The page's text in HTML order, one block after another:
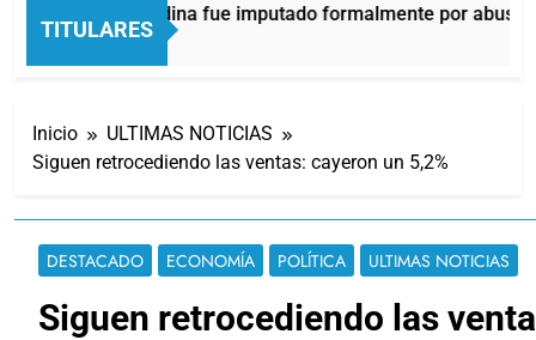
TITULARES
Thiago Medina fue imputado formalmente por abuso
7 Minutos Atrás
Inicio
ULTIMAS NOTICIAS
Siguen retrocediendo las ventas: cayeron un 5,2%
DESTACADO ECONOMÍA POLÍTICA ULTIMAS NOTICIAS
Siguen retrocediendo las